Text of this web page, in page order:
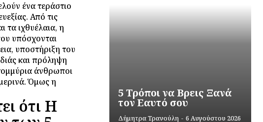
ένα τεράστιο
Από τις
τα ιχθυέλαια, η
υπόσχονται
υποστήριξη του
και πρόληψη
άνθρωποι
Όμως η
ότι Η
5 Τρόποι να Βρεις Ξανά
τον Εαυτό σου
Δήμητρα Τρανούλη - 6 Αυγούστου 2026